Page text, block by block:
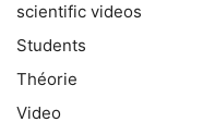
scientific videos
Students
Théorie
Video